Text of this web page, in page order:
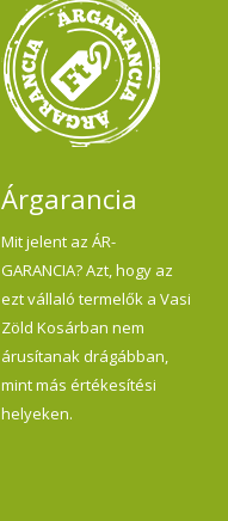
Árgarancia
Mit jelent az ÁR-
GARANCIA? Azt, hogy az
ezt vállaló termelők a Vasi
Zöld Kosárban nem
árusítanak drágábban,
mint más értékesítési
helyeken.